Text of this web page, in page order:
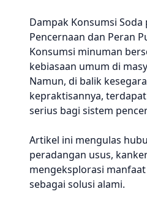
Dampak Konsumsi Soda
Pencernaan dan Peran
Konsumsi minuman
kebiasaan umum di
Namun, di balik
kepraktisannya,
serius bagi sistem
Artikel ini mengulas
peradangan usus,
mengeksplorasi
sebagai solusi alami.